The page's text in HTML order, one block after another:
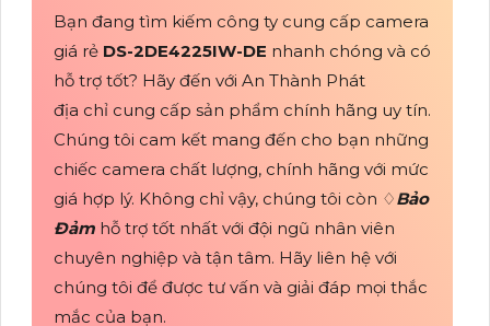
Bạn đang tìm kiếm công ty cung cấp camera
giá rẻ DS-2DE4225IW-DE nhanh chóng và có
hỗ trợ tốt? Hãy đến với An Thành Phát
địa chỉ cung cấp sản phẩm chính hãng uy tín.
Chúng tôi cam kết mang đến cho bạn những
chiếc camera chất lượng, chính hãng với mức
giá hợp lý. Không chỉ vậy, chúng tôi còn ♢Bảo
Đảm hỗ trợ tốt nhất với đội ngũ nhân viên
chuyên nghiệp và tận tâm. Hãy liên hệ với
chúng tôi để được tư vấn và giải đáp mọi thắc
mắc của bạn.